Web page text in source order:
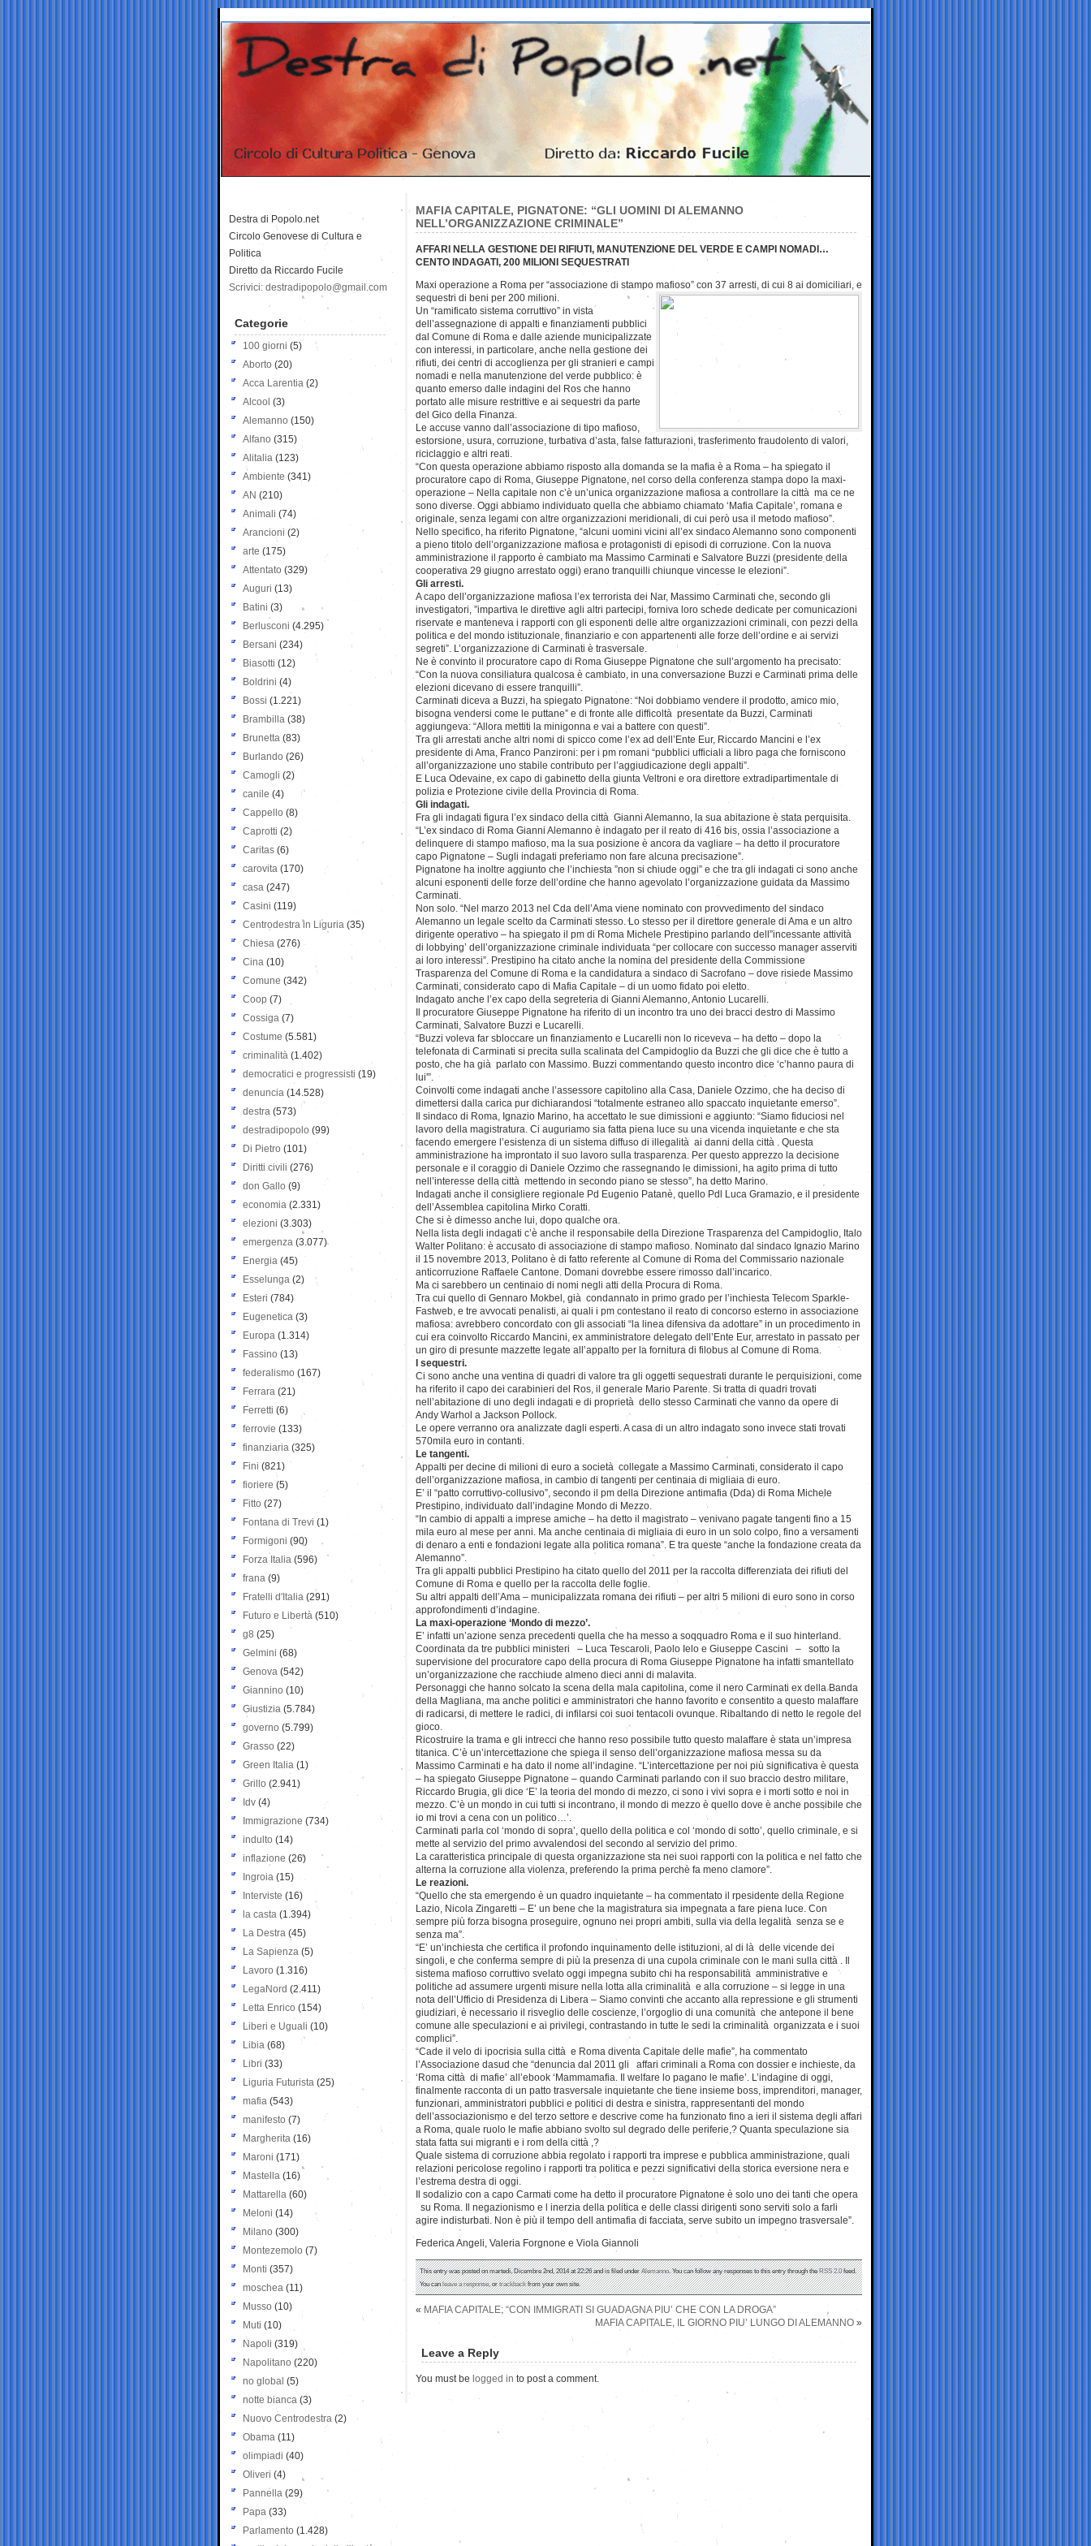
MAFIA CAPITALE, PIGNATONE: “GLI UOMINI DI ALEMANNO
NELL’ORGANIZZAZIONE CRIMINALE”
AFFARI NELLA GESTIONE DEI RIFIUTI, MANUTENZIONE DEL VERDE E CAMPI NOMADI…
CENTO INDAGATI, 200 MILIONI SEQUESTRATI
Maxi operazione a Roma per “associazione di stampo mafioso” con 37 arresti, di cui 8 ai domiciliari, e
sequestri di beni per 200 milioni.
Un “ramificato sistema corruttivo” in vista
dell’assegnazione di appalti e finanziamenti pubblici
dal Comune di Roma e dalle aziende municipalizzate
con interessi, in particolare, anche nella gestione dei
rifiuti, dei centri di accoglienza per gli stranieri e campi
nomadi e nella manutenzione del verde pubblico: è
quanto emerso dalle indagini del Ros che hanno
portato alle misure restrittive e ai sequestri da parte
del Gico della Finanza.
Le accuse vanno dall’associazione di tipo mafioso,
estorsione, usura, corruzione, turbativa d’asta, false fatturazioni, trasferimento fraudolento di valori,
riciclaggio e altri reati.
“Con questa operazione abbiamo risposto alla domanda se la mafia è a Roma – ha spiegato il
procuratore capo di Roma, Giuseppe Pignatone, nel corso della conferenza stampa dopo la maxi-
operazione – Nella capitale non c’è un’unica organizzazione mafiosa a controllare la città ma ce ne
sono diverse. Oggi abbiamo individuato quella che abbiamo chiamato ‘Mafia Capitale’, romana e
originale, senza legami con altre organizzazioni meridionali, di cui però usa il metodo mafioso”.
Nello specifico, ha riferito Pignatone, “alcuni uomini vicini all’ex sindaco Alemanno sono componenti
a pieno titolo dell’organizzazione mafiosa e protagonisti di episodi di corruzione. Con la nuova
amministrazione il rapporto è cambiato ma Massimo Carminati e Salvatore Buzzi (presidente della
cooperativa 29 giugno arrestato oggi) erano tranquilli chiunque vincesse le elezioni”.
Gli arresti.
A capo dell’organizzazione mafiosa l’ex terrorista dei Nar, Massimo Carminati che, secondo gli
investigatori, ”impartiva le direttive agli altri partecipi, forniva loro schede dedicate per comunicazioni
riservate e manteneva i rapporti con gli esponenti delle altre organizzazioni criminali, con pezzi della
politica e del mondo istituzionale, finanziario e con appartenenti alle forze dell’ordine e ai servizi
segreti”. L’organizzazione di Carminati è trasversale.
Ne è convinto il procuratore capo di Roma Giuseppe Pignatone che sull’argomento ha precisato:
“Con la nuova consiliatura qualcosa è cambiato, in una conversazione Buzzi e Carminati prima delle
elezioni dicevano di essere tranquilli”.
Carminati diceva a Buzzi, ha spiegato Pignatone: “Noi dobbiamo vendere il prodotto, amico mio,
bisogna vendersi come le puttane” e di fronte alle difficoltà presentate da Buzzi, Carminati
aggiungeva: “Allora mettiti la minigonna e vai a battere con questi”.
Tra gli arrestati anche altri nomi di spicco come l’ex ad dell’Ente Eur, Riccardo Mancini e l’ex
presidente di Ama, Franco Panzironi: per i pm romani “pubblici ufficiali a libro paga che forniscono
all’organizzazione uno stabile contributo per l’aggiudicazione degli appalti”.
E Luca Odevaine, ex capo di gabinetto della giunta Veltroni e ora direttore extradipartimentale di
polizia e Protezione civile della Provincia di Roma.
Gli indagati.
Fra gli indagati figura l’ex sindaco della città Gianni Alemanno, la sua abitazione è stata perquisita.
“L’ex sindaco di Roma Gianni Alemanno è indagato per il reato di 416 bis, ossia l’associazione a
delinquere di stampo mafioso, ma la sua posizione è ancora da vagliare – ha detto il procuratore
capo Pignatone – Sugli indagati preferiamo non fare alcuna precisazione”.
Pignatone ha inoltre aggiunto che l’inchiesta ”non si chiude oggi” e che tra gli indagati ci sono anche
alcuni esponenti delle forze dell’ordine che hanno agevolato l’organizzazione guidata da Massimo
Carminati.
Non solo. “Nel marzo 2013 nel Cda dell’Ama viene nominato con provvedimento del sindaco
Alemanno un legale scelto da Carminati stesso. Lo stesso per il direttore generale di Ama e un altro
dirigente operativo – ha spiegato il pm di Roma Michele Prestipino parlando dell”incessante attività
di lobbying’ dell’organizzazione criminale individuata “per collocare con successo manager asserviti
ai loro interessi”. Prestipino ha citato anche la nomina del presidente della Commissione
Trasparenza del Comune di Roma e la candidatura a sindaco di Sacrofano – dove risiede Massimo
Carminati, considerato capo di Mafia Capitale – di un uomo fidato poi eletto.
Indagato anche l’ex capo della segreteria di Gianni Alemanno, Antonio Lucarelli.
Il procuratore Giuseppe Pignatone ha riferito di un incontro tra uno dei bracci destro di Massimo
Carminati, Salvatore Buzzi e Lucarelli.
“Buzzi voleva far sbloccare un finanziamento e Lucarelli non lo riceveva – ha detto – dopo la
telefonata di Carminati si precita sulla scalinata del Campidoglio da Buzzi che gli dice che è tutto a
posto, che ha già parlato con Massimo. Buzzi commentando questo incontro dice ‘c’hanno paura di
lui'”.
Coinvolti come indagati anche l’assessore capitolino alla Casa, Daniele Ozzimo, che ha deciso di
dimettersi dalla carica pur dichiarandosi “totalmente estraneo allo spaccato inquietante emerso”.
Il sindaco di Roma, Ignazio Marino, ha accettato le sue dimissioni e aggiunto: “Siamo fiduciosi nel
lavoro della magistratura. Ci auguriamo sia fatta piena luce su una vicenda inquietante e che sta
facendo emergere l’esistenza di un sistema diffuso di illegalità ai danni della città . Questa
amministrazione ha improntato il suo lavoro sulla trasparenza. Per questo apprezzo la decisione
personale e il coraggio di Daniele Ozzimo che rassegnando le dimissioni, ha agito prima di tutto
nell’interesse della città mettendo in secondo piano se stesso”, ha detto Marino.
Indagati anche il consigliere regionale Pd Eugenio Patanè, quello Pdl Luca Gramazio, e il presidente
dell’Assemblea capitolina Mirko Coratti.
Che si è dimesso anche lui, dopo qualche ora.
Nella lista degli indagati c’è anche il responsabile della Direzione Trasparenza del Campidoglio, Italo
Walter Politano: è accusato di associazione di stampo mafioso. Nominato dal sindaco Ignazio Marino
il 15 novembre 2013, Politano è di fatto referente al Comune di Roma del Commissario nazionale
anticorruzione Raffaele Cantone. Domani dovrebbe essere rimosso dall’incarico.
Ma ci sarebbero un centinaio di nomi negli atti della Procura di Roma.
Tra cui quello di Gennaro Mokbel, già condannato in primo grado per l’inchiesta Telecom Sparkle-
Fastweb, e tre avvocati penalisti, ai quali i pm contestano il reato di concorso esterno in associazione
mafiosa: avrebbero concordato con gli associati “la linea difensiva da adottare” in un procedimento in
cui era coinvolto Riccardo Mancini, ex amministratore delegato dell’Ente Eur, arrestato in passato per
un giro di presunte mazzette legate all’appalto per la fornitura di filobus al Comune di Roma.
I sequestri.
Ci sono anche una ventina di quadri di valore tra gli oggetti sequestrati durante le perquisizioni, come
ha riferito il capo dei carabinieri del Ros, il generale Mario Parente. Si tratta di quadri trovati
nell’abitazione di uno degli indagati e di proprietà dello stesso Carminati che vanno da opere di
Andy Warhol a Jackson Pollock.
Le opere verranno ora analizzate dagli esperti. A casa di un altro indagato sono invece stati trovati
570mila euro in contanti.
Le tangenti.
Appalti per decine di milioni di euro a società collegate a Massimo Carminati, considerato il capo
dell’organizzazione mafiosa, in cambio di tangenti per centinaia di migliaia di euro.
E’ il “patto corruttivo-collusivo”, secondo il pm della Direzione antimafia (Dda) di Roma Michele
Prestipino, individuato dall’indagine Mondo di Mezzo.
“In cambio di appalti a imprese amiche – ha detto il magistrato – venivano pagate tangenti fino a 15
mila euro al mese per anni. Ma anche centinaia di migliaia di euro in un solo colpo, fino a versamenti
di denaro a enti e fondazioni legate alla politica romana”. E tra queste “anche la fondazione creata da
Alemanno”.
Tra gli appalti pubblici Prestipino ha citato quello del 2011 per la raccolta differenziata dei rifiuti del
Comune di Roma e quello per la raccolta delle foglie.
Su altri appalti dell’Ama – municipalizzata romana dei rifiuti – per altri 5 milioni di euro sono in corso
approfondimenti d’indagine.
La maxi-operazione ‘Mondo di mezzo’.
E’ infatti un’azione senza precedenti quella che ha messo a soqquadro Roma e il suo hinterland.
Coordinata da tre pubblici ministeri – Luca Tescaroli, Paolo Ielo e Giuseppe Cascini – sotto la
supervisione del procuratore capo della procura di Roma Giuseppe Pignatone ha infatti smantellato
un’organizzazione che racchiude almeno dieci anni di malavita.
Personaggi che hanno solcato la scena della mala capitolina, come il nero Carminati ex della Banda
della Magliana, ma anche politici e amministratori che hanno favorito e consentito a questo malaffare
di radicarsi, di mettere le radici, di infilarsi coi suoi tentacoli ovunque. Ribaltando di netto le regole del
gioco.
Ricostruire la trama e gli intrecci che hanno reso possibile tutto questo malaffare è stata un’impresa
titanica. C’è un’intercettazione che spiega il senso dell’organizzazione mafiosa messa su da
Massimo Carminati e ha dato il nome all’indagine. “L’intercettazione per noi più significativa è questa
– ha spiegato Giuseppe Pignatone – quando Carminati parlando con il suo braccio destro militare,
Riccardo Brugia, gli dice ‘E’ la teoria del mondo di mezzo, ci sono i vivi sopra e i morti sotto e noi in
mezzo. C’è un mondo in cui tutti si incontrano, il mondo di mezzo è quello dove è anche possibile che
io mi trovi a cena con un politico…’.
Carminati parla col ‘mondo di sopra’, quello della politica e col ‘mondo di sotto’, quello criminale, e si
mette al servizio del primo avvalendosi del secondo al servizio del primo.
La caratteristica principale di questa organizzazione sta nei suoi rapporti con la politica e nel fatto che
alterna la corruzione alla violenza, preferendo la prima perchè fa meno clamore”.
Le reazioni.
“Quello che sta emergendo è un quadro inquietante – ha commentato il rpesidente della Regione
Lazio, Nicola Zingaretti – E’ un bene che la magistratura sia impegnata a fare piena luce. Con
sempre più forza bisogna proseguire, ognuno nei propri ambiti, sulla via della legalità senza se e
senza ma”.
“E’ un’inchiesta che certifica il profondo inquinamento delle istituzioni, al di là delle vicende dei
singoli, e che conferma sempre di più la presenza di una cupola criminale con le mani sulla città . Il
sistema mafioso corruttivo svelato oggi impegna subito chi ha responsabilità amministrative e
politiche ad assumere urgenti misure nella lotta alla criminalità e alla corruzione – si legge in una
nota dell’Ufficio di Presidenza di Libera – Siamo convinti che accanto alla repressione e gli strumenti
giudiziari, è necessario il risveglio delle coscienze, l’orgoglio di una comunità che antepone il bene
comune alle speculazioni e ai privilegi, contrastando in tutte le sedi la criminalità organizzata e i suoi
complici”.
“Cade il velo di ipocrisia sulla città e Roma diventa Capitale delle mafie”, ha commentato
l’Associazione dasud che “denuncia dal 2011 gli affari criminali a Roma con dossier e inchieste, da
‘Roma città di mafie’ all’ebook ‘Mammamafia. Il welfare lo pagano le mafie’. L’indagine di oggi,
finalmente racconta di un patto trasversale inquietante che tiene insieme boss, imprenditori, manager,
funzionari, amministratori pubblici e politici di destra e sinistra, rappresentanti del mondo
dell’associazionismo e del terzo settore e descrive come ha funzionato fino a ieri il sistema degli affari
a Roma, quale ruolo le mafie abbiano svolto sul degrado delle periferie,? Quanta speculazione sia
stata fatta sui migranti e i rom della città ,?
Quale sistema di corruzione abbia regolato i rapporti tra imprese e pubblica amministrazione, quali
relazioni pericolose regolino i rapporti tra politica e pezzi significativi della storica eversione nera e
l’estrema destra di oggi.
Il sodalizio con a capo Carmati come ha detto il procuratore Pignatone è solo uno dei tanti che opera
su Roma. Il negazionismo e l inerzia della politica e delle classi dirigenti sono serviti solo a farli
agire indisturbati. Non è più il tempo dell antimafia di facciata, serve subito un impegno trasversale”.
Federica Angeli, Valeria Forgnone e Viola Giannoli
This entry was posted on martedì, Dicembre 2nd, 2014 at 22:26 and is filed underAlemanno. You can follow any responses to this entry through theRSS 2.0feed.
You canleave a response, ortrackbackfrom your own site.
« MAFIA CAPITALE: “CON IMMIGRATI SI GUADAGNA PIU’ CHE CON LA DROGA”
MAFIA CAPITALE, IL GIORNO PIU’ LUNGO DI ALEMANNO »
Leave a Reply
You must be logged in to post a comment.
Destra di Popolo.net
Circolo Genovese di Cultura e
Politica
Diretto da Riccardo Fucile
Scrivici: destradipopolo@gmail.com
Categorie
100 giorni (5)
Aborto (20)
Acca Larentia (2)
Alcool (3)
Alemanno (150)
Alfano (315)
Alitalia (123)
Ambiente (341)
AN (210)
Animali (74)
Arancioni (2)
arte (175)
Attentato (329)
Auguri (13)
Batini (3)
Berlusconi (4.295)
Bersani (234)
Biasotti (12)
Boldrini (4)
Bossi (1.221)
Brambilla (38)
Brunetta (83)
Burlando (26)
Camogli (2)
canile (4)
Cappello (8)
Caprotti (2)
Caritas (6)
carovita (170)
casa (247)
Casini (119)
Centrodestra in Liguria (35)
Chiesa (276)
Cina (10)
Comune (342)
Coop (7)
Cossiga (7)
Costume (5.581)
criminalità (1.402)
democratici e progressisti (19)
denuncia (14.528)
destra (573)
destradipopolo (99)
Di Pietro (101)
Diritti civili (276)
don Gallo (9)
economia (2.331)
elezioni (3.303)
emergenza (3.077)
Energia (45)
Esselunga (2)
Esteri (784)
Eugenetica (3)
Europa (1.314)
Fassino (13)
federalismo (167)
Ferrara (21)
Ferretti (6)
ferrovie (133)
finanziaria (325)
Fini (821)
fioriere (5)
Fitto (27)
Fontana di Trevi (1)
Formigoni (90)
Forza Italia (596)
frana (9)
Fratelli d'Italia (291)
Futuro e Libertà (510)
g8 (25)
Gelmini (68)
Genova (542)
Giannino (10)
Giustizia (5.784)
governo (5.799)
Grasso (22)
Green Italia (1)
Grillo (2.941)
Idv (4)
Immigrazione (734)
indulto (14)
inflazione (26)
Ingroia (15)
Interviste (16)
la casta (1.394)
La Destra (45)
La Sapienza (5)
Lavoro (1.316)
LegaNord (2.411)
Letta Enrico (154)
Liberi e Uguali (10)
Libia (68)
Libri (33)
Liguria Futurista (25)
mafia (543)
manifesto (7)
Margherita (16)
Maroni (171)
Mastella (16)
Mattarella (60)
Meloni (14)
Milano (300)
Montezemolo (7)
Monti (357)
moschea (11)
Musso (10)
Muti (10)
Napoli (319)
Napolitano (220)
no global (5)
notte bianca (3)
Nuovo Centrodestra (2)
Obama (11)
olimpiadi (40)
Oliveri (4)
Pannella (29)
Papa (33)
Parlamento (1.428)